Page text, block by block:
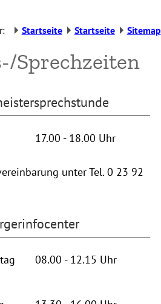
Startseite Startseite Sitemap
Sprechzeiten
17.00 - 18.00 Uhr
unter Tel. 0 23 92
08.00 - 12.15 Uhr